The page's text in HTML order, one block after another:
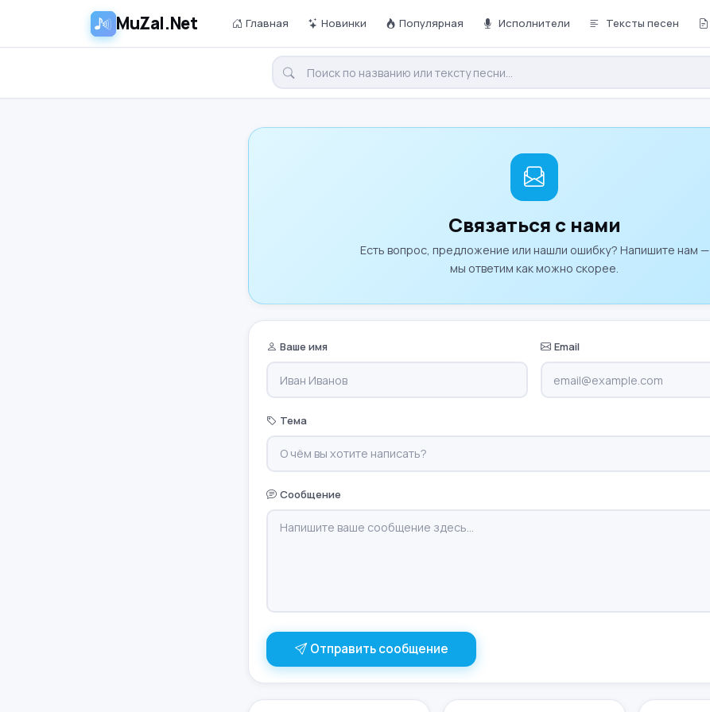
MuZal.Net Главная Новинки Популярная Исполнители Тексты песен
Связаться с нами
Есть вопрос, предложение или нашли ошибку? Напишите нам —
мы ответим как можно скорее.
Ваше имя Email
Тема
Сообщение
Отправить сообщение